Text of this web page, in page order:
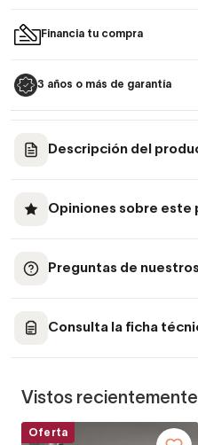
Financia tu compra
3 años o más de garantía
Descripción del
Opiniones sobre este
Preguntas de
Consulta la ficha
Vistos recientemente
Oferta